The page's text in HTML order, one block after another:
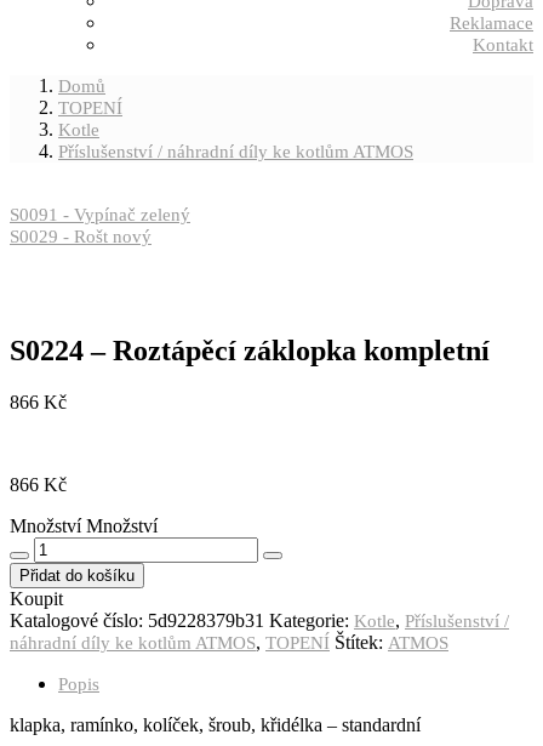
Reklamace
Kontakt
Domů
TOPENÍ
Kotle
Příslušenství / náhradní díly ke kotlům ATMOS
S0091 - Vypínač zelený
S0029 - Rošt nový
S0224 – Roztápěcí záklopka kompletní
866 Kč
866 Kč
Množství Množství
Přidat do košíku
Koupit
Katalogové číslo: 5d9228379b31 Kategorie: Kotle, Příslušenství /
náhradní díly ke kotlům ATMOS, TOPENÍ Štítek: ATMOS
Popis
klapka, ramínko, kolíček, šroub, křidélka – standardní